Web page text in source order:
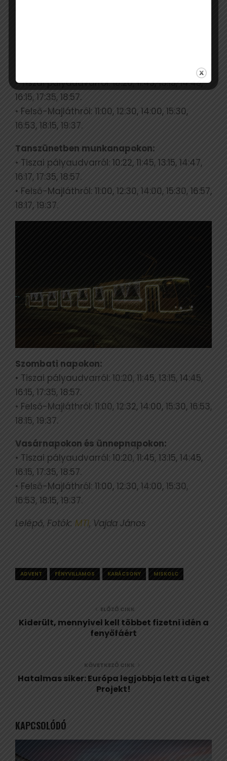
• Tiszai pályaudvarról: 10:20, 11:45, 13:15, 14:45,
16:15, 17:35, 18:57.
• Felső-Majláthról: 11:00, 12:30, 14:00, 15:30,
16:53, 18:15, 19:37.
Tanszünetben munkanapokon:
• Tiszai pályaudvarról: 10:22, 11:45, 13:15, 14:47,
16:17, 17:35, 18:57.
• Felső-Majláthról: 11:00, 12:30, 14:00, 15:30, 16:57,
18:17, 19:37.
Szombati napokon:
• Tiszai pályaudvarról: 10:20, 11:45, 13:15, 14:45,
16:15, 17:35, 18:57.
• Felső-Majláthról: 11:00, 12:32, 14:00, 15:30, 16:53,
18:15, 19:37.
Vasárnapokon és ünnepnapokon:
• Tiszai pályaudvarról: 10:20, 11:45, 13:15, 14:45,
16:15, 17:35, 18:57.
• Felső-Majláthról: 11:00, 12:30, 14:00, 15:30,
16:53, 18:15, 19:37.
Lelépő, Fotók: MTI, Vajda János
ADVENT FÉNYVILLAMOS KARÁCSONY MISKOLC
ELŐZŐ CIKK
Kiderült, mennyivel kell többet fizetni idén a
fenyőfáért
KÖVETKEZŐ CIKK
Hatalmas siker: Európa legjobbja lett a Liget
Projekt!
KAPCSOLÓDÓ